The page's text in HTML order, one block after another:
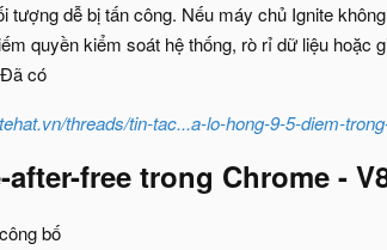
tượng dễ bị tấn công. Nếu máy chủ Ignite
quyền kiểm soát hệ thống, rò rỉ dữ liệu hoặc
Đã có
threads/tin-tac...a-lo-hong-9-5-diem-
free trong Chrome -
bố